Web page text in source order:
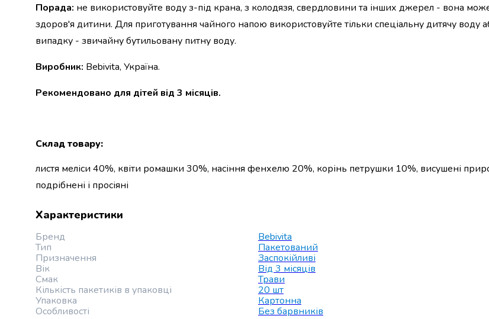
і
ролів
Желе
суміші
десертів
крупа
крупа
Бобові
Пшенична
крупа
Кукурудзяна
крупа
Ячна
Порада: не використовуйте воду з-під крана, з колодязя, свердловини та інших джерел - вона
здоров'я дитини. Для приготування чайного напою використовуйте тільки спеціальну дитячу воду
випадку - звичайну бутильовану питну воду.
Виробник: Bebivita, Україна.
Рекомендовано для дітей від 3 місяців.
Склад товару:
листя меліси 40%, квіти ромашки 30%, насіння фенхелю 20%, корінь петрушки 10%, висушені
подрібнені і просіяні
Характеристики
Бренд
Bebivita
Тип
Пакетований
Призначення
Заспокійливі
Вік
Від 3 місяців
Смак
Трави
Кількість пакетиків в упаковці
20 шт
Упаковка
Картонна
Особливості
Без барвників